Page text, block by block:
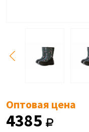
Оптовая цена
4385